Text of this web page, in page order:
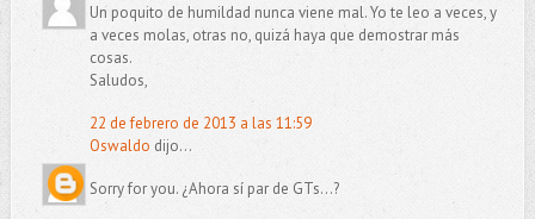
Un poquito de humildad nunca viene mal. Yo te leo a veces, y
a veces molas, otras no, quizá haya que demostrar más
cosas.
Saludos,
22 de febrero de 2013 a las 11:59
Oswaldo dijo...
Sorry for you. ¿Ahora sí par de GTs...?